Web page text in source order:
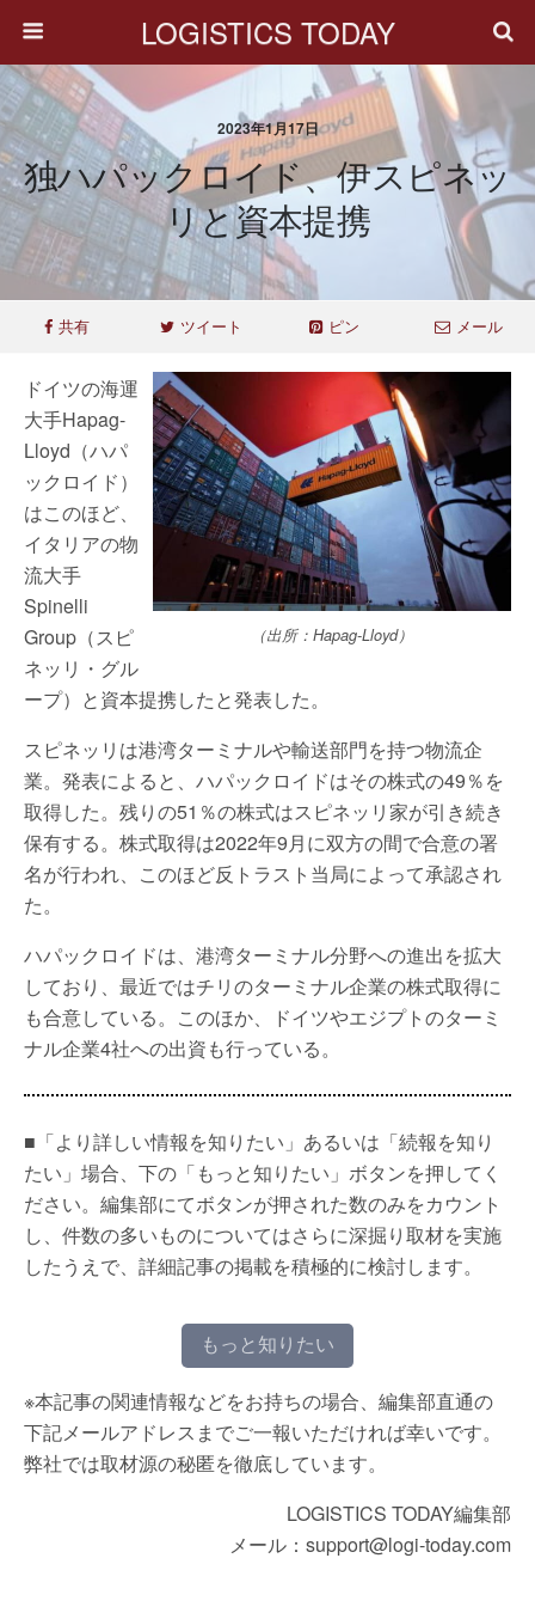
LOGISTICS TODAY
2023年1月17日
独ハパックロイド、伊スピネッ
リと資本提携
共有 ツイート ピン メール
（出所：Hapag-Lloyd）
ドイツの海運
大手Hapag-
Lloyd（ハパ
ックロイド）
はこのほど、
イタリアの物
流大手
Spinelli
Group（スピ
ネッリ・グル
ープ）と資本提携したと発表した。
スピネッリは港湾ターミナルや輸送部門を持つ物流企
業。発表によると、ハパックロイドはその株式の49％を
取得した。残りの51％の株式はスピネッリ家が引き続き
保有する。株式取得は2022年9月に双方の間で合意の署
名が行われ、このほど反トラスト当局によって承認され
た。
ハパックロイドは、港湾ターミナル分野への進出を拡大
しており、最近ではチリのターミナル企業の株式取得に
も合意している。このほか、ドイツやエジプトのターミ
ナル企業4社への出資も行っている。
■「より詳しい情報を知りたい」あるいは「続報を知り
たい」場合、下の「もっと知りたい」ボタンを押してく
ださい。編集部にてボタンが押された数のみをカウント
し、件数の多いものについてはさらに深掘り取材を実施
したうえで、詳細記事の掲載を積極的に検討します。
もっと知りたい
※本記事の関連情報などをお持ちの場合、編集部直通の
下記メールアドレスまでご一報いただければ幸いです。
弊社では取材源の秘匿を徹底しています。
LOGISTICS TODAY編集部
メール：support@logi-today.com